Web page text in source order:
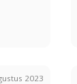
2023